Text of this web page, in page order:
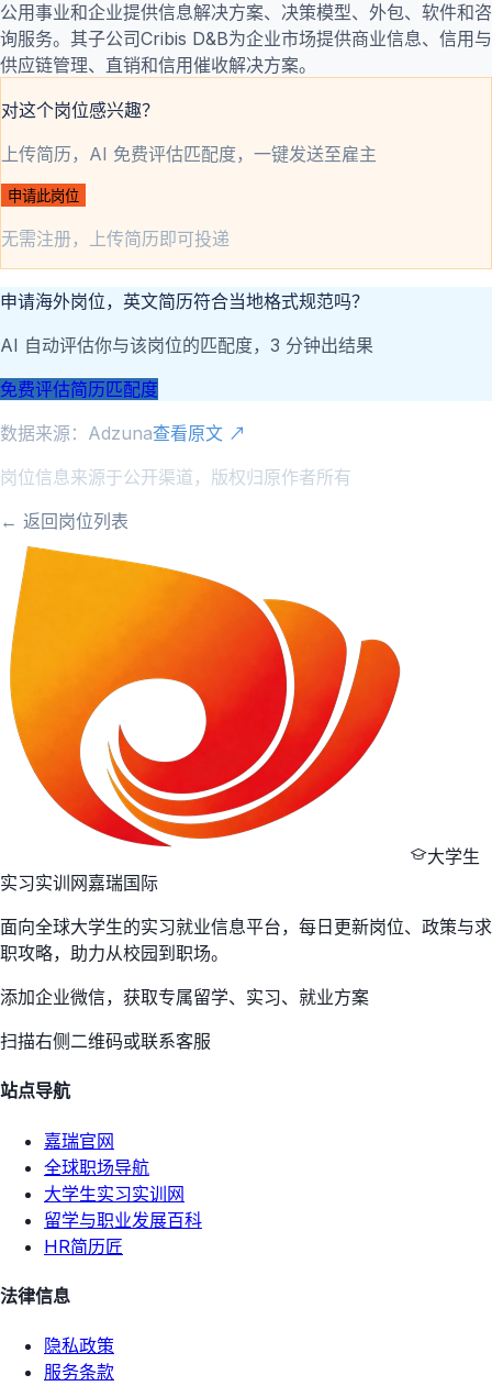
公用事业和企业提供信息解决方案、决策模型、外包、软件和咨
询服务。其子公司Cribis D&B为企业市场提供商业信息、信用与
供应链管理、直销和信用催收解决方案。
对这个岗位感兴趣？
上传简历，AI 免费评估匹配度，一键发送至雇主
申请此岗位
无需注册，上传简历即可投递
申请海外岗位，英文简历符合当地格式规范吗？
AI 自动评估你与该岗位的匹配度，3 分钟出结果
免费评估简历匹配度
数据来源： Adzuna查看原文 ↗
岗位信息来源于公开渠道，版权归原作者所有
← 返回岗位列表
大学生
实习实训网嘉瑞国际
面向全球大学生的实习就业信息平台，每日更新岗位、政策与求
职攻略，助力从校园到职场。
添加企业微信，获取专属留学、实习、就业方案
扫描右侧二维码或联系客服
站点导航
嘉瑞官网
全球职场导航
大学生实习实训网
留学与职业发展百科
HR简历匠
法律信息
隐私政策
服务条款